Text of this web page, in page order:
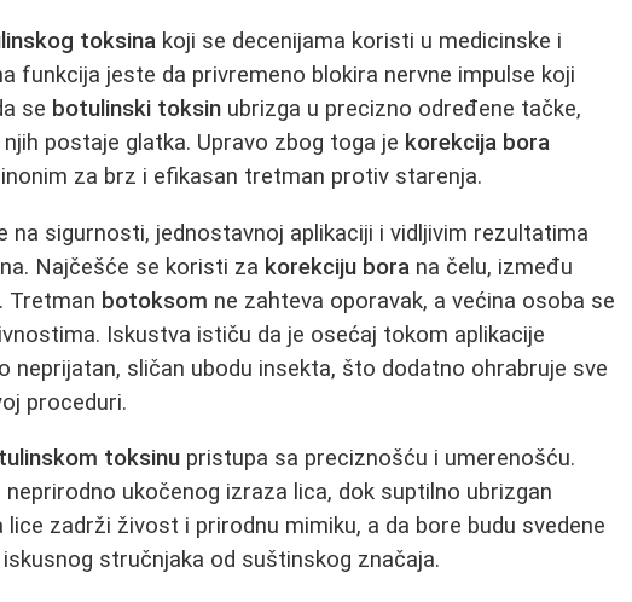
toksina koji se decenijama koristi u medicinske i
funkcija jeste da privremeno blokira nervne impulse koji
se botulinski toksin ubrizga u precizno određene tačke,
postaje glatka. Upravo zbog toga je korekcija bora
za brz i efikasan tretman protiv starenja.
na sigurnosti, jednostavnoj aplikaciji i vidljivim rezultatima
Najčešće se koristi za korekciju bora na čelu, između
Tretman botoksom ne zahteva oporavak, a većina osoba se
Iskustva ističu da je osećaj tokom aplikacije
neprijatan, sličan ubodu insekta, što dodatno ohrabruje sve
proceduri.
toksinu pristupa sa preciznošću i umerenošću.
ukočenog izraza lica, dok suptilno ubrizgan
lice zadrži živost i prirodnu mimiku, a da bore budu svedene
stručnjaka od suštinskog značaja.